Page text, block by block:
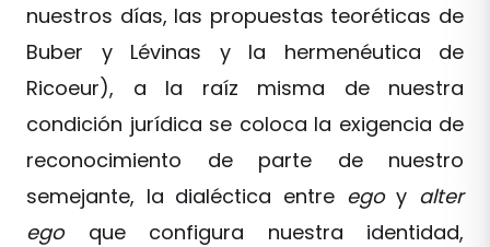
nuestros días, las propuestas teoréticas de
Buber y Lévinas y la hermenéutica de
Ricoeur), a la raíz misma de nuestra
condición jurídica se coloca la exigencia de
reconocimiento de parte de nuestro
semejante, la dialéctica entre egoy alter
egoque configura nuestra identidad,